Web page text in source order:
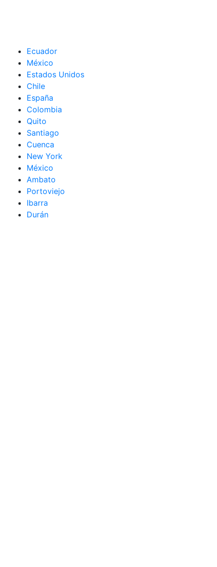
Ecuador
México
Estados Unidos
Chile
España
Colombia
Quito
Santiago
Cuenca
New York
México
Ambato
Portoviejo
Ibarra
Durán